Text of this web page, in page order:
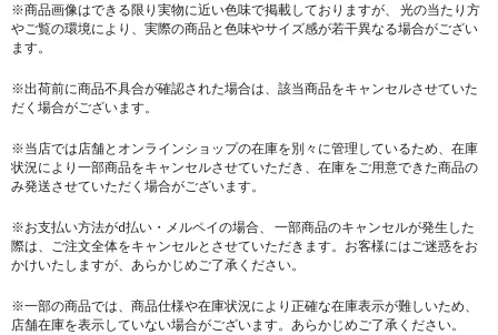
※商品画像はできる限り実物に近い色味で掲載しておりますが、 光の当たり方
やご覧の環境により、実際の商品と色味やサイズ感が若干異なる場合がござい
ます。
※出荷前に商品不具合が確認された場合は、該当商品をキャンセルさせていた
だく場合がございます。
※当店では店舗とオンラインショップの在庫を別々に管理しているため、在庫
状況により一部商品をキャンセルさせていただき、在庫をご用意できた商品の
み発送させていただく場合がございます。
※お支払い方法がd払い・メルペイの場合、 一部商品のキャンセルが発生した
際は、ご注文全体をキャンセルとさせていただきます。お客様にはご迷惑をお
かけいたしますが、あらかじめご了承ください。
※一部の商品では、商品仕様や在庫状況により正確な在庫表示が難しいため、
店舗在庫を表示していない場合がございます。あらかじめご了承ください。